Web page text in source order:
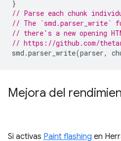
}
// Parse each chunk
// The `smd.parser_write`
// there's a new opening
// https://github.com/
smd .parser_write(parser,
Mejora del
Si activas Paint flashing en